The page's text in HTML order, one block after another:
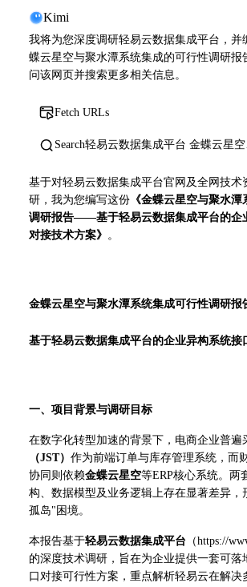
Kimi
我将为您深度调研轻易云数据集成平台，并
蝶云星空与聚水潭系统集成的可行性调研报
问该网页并搜索更多相关信息。
Fetch URLs
Search 轻易云数据集
基于对轻易云数据集成平台官网及全网技术
研，我为您编写这份 《金蝶云星空与聚水
调研报告——基于轻易云数据集成平台的企
对接技术方案》 。
金蝶云星空与聚水潭系统集成可行性调研报
基于轻易云数据集成平台的企业异构系统接
一、项目背景与调研目标
在数字化转型加速的背景下，电商企业普遍
（JST） 作为前端订单与库存管理系统，而
协同则依赖金蝶云星空等ERP核心系统。两
构、数据模型及业务逻辑上存在显著差异，
孤岛"困境。
本报告基于轻易云数据集成平台 （https://
的深度技术调研，旨在为企业提供一套可落
口对接可行性方案，重点解析轻易云在解决